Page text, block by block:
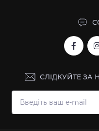
СЛІДКУЙТЕ ЗА